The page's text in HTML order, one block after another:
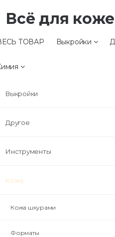
Всё для
ТОВАР Выкройки
ВЕСЬ ТОВАР
Выкройки
Другое
Инструменты
Кожа
Кожа шкурами
Форматы